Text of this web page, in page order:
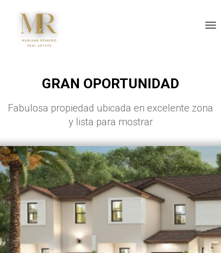
GRAN OPORTUNIDAD
Fabulosa propiedad ubicada en excelente zona
y lista para mostrar